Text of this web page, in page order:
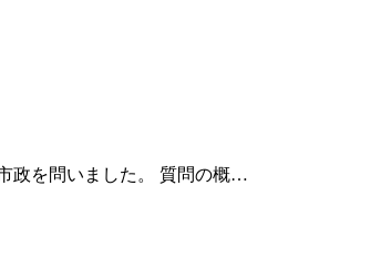
政を問いました。 質問の概…